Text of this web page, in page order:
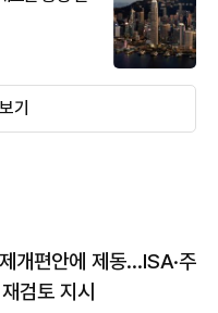
기
개편안에 제동…ISA·주
검토 지시